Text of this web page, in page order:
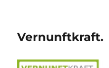
Vernunftkraft.